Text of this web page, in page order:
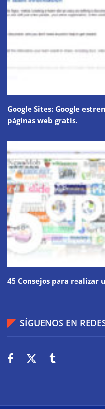
Google Sites: Google
páginas web gratis.
45 Consejos para realizar
SÍGUENOS EN